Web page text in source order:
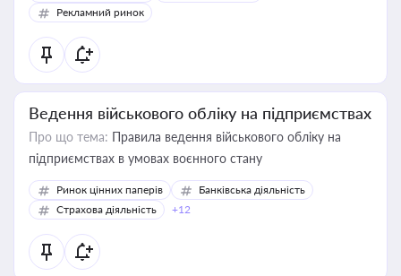
Рекламний ринок
Ведення військового обліку на підприємствах
Про що тема: Правила ведення військового обліку на
підприємствах в умовах воєнного стану
Ринок цінних паперів
Банківська діяльність
Страхова діяльність
+12